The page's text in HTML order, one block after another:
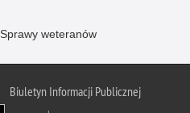
Sprawy weteranów
Biuletyn Informacji Publicznej